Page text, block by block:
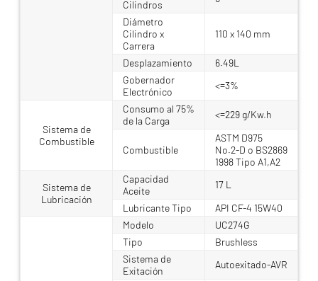
Cilindros
Diámetro
Cilindro x
Carrera
110 x 140 mm
Desplazamiento
6.49L
Gobernador
Electrónico
<=3%
Sistema de
Combustible
Consumo al 75%
de la Carga
<=229 g/Kw.h
Combustible
ASTM D975
No.2-D o BS2869
1998 Tipo A1,A2
Sistema de
Lubricación
Capacidad
Aceite
17 L
Lubricante Tipo
API CF-4 15W40
Modelo
UC274G
Tipo
Brushless
Sistema de
Exitación
Autoexitado-AVR